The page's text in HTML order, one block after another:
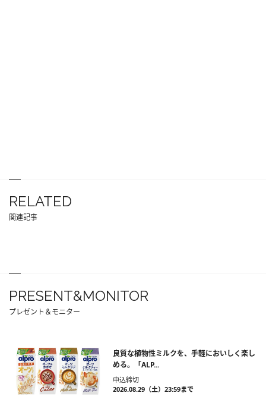
RELATED
関連記事
PRESENT&MONITOR
プレゼント＆モニター
良質な植物性ミルクを、手軽においしく楽し
める。「ALP...
申込締切
2026.08.29（土）23:59まで